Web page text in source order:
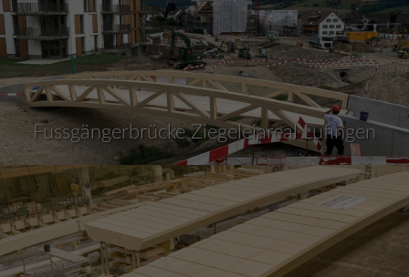
Fussgängerbrücke Ziegeleiareal Lufingen